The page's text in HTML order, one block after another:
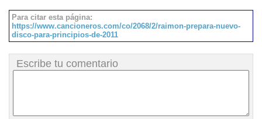
Para citar esta página:
https://www.cancioneros.com/co/2068/2/raimon-prepara-nuevo-
disco-para-principios-de-2011
Escribe tu comentario